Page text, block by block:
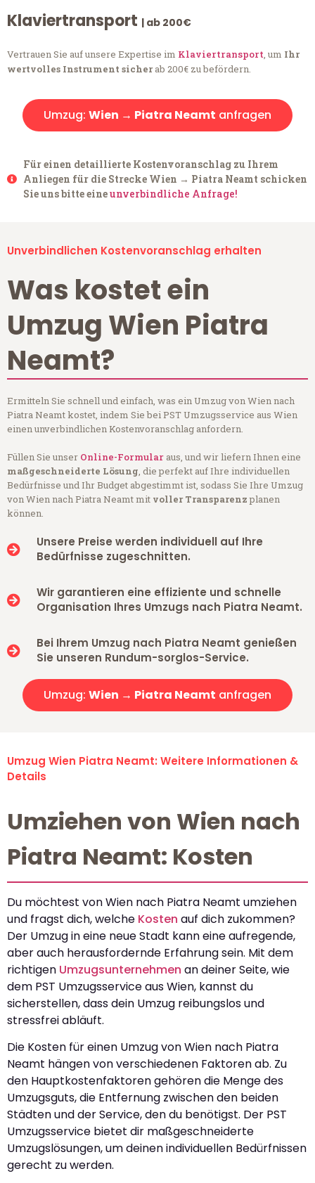
Klaviertransport | ab 200€
Vertrauen Sie auf unsere Expertise im Klaviertransport, um Ihr
wertvolles Instrument sicherab 200€ zu befördern.
Umzug: Wien → Piatra Neamt anfragen
Für einen detaillierte Kostenvoranschlag zu Ihrem
Anliegen für die Strecke Wien → Piatra Neamt schicken
Sie uns bitte eineunverbindliche Anfrage!
Unverbindlichen Kostenvoranschlag erhalten
Was kostet ein
Umzug Wien Piatra
Neamt?
Ermitteln Sie schnell und einfach, was ein Umzug von Wien nach
Piatra Neamt kostet, indem Sie bei PST Umzugsservice aus Wien
einen unverbindlichen Kostenvoranschlag anfordern.
Füllen Sie unser Online-Formular aus, und wir liefern Ihnen eine
maßgeschneiderte Lösung, die perfekt auf Ihre individuellen
Bedürfnisse und Ihr Budget abgestimmt ist, sodass Sie Ihre Umzug
von Wien nach Piatra Neamt mit voller Transparenzplanen
können.
Unsere Preise werden individuell auf Ihre
Bedürfnisse zugeschnitten.
Wir garantieren eine effiziente und schnelle
Organisation Ihres Umzugs nach Piatra Neamt.
Bei Ihrem Umzug nach Piatra Neamt genießen
Sie unseren Rundum-sorglos-Service.
Umzug: Wien → Piatra Neamt anfragen
Umzug Wien Piatra Neamt: Weitere Informationen &
Details
Umziehen von Wien nach
Piatra Neamt: Kosten
Du möchtest von Wien nach Piatra Neamt umziehen
und fragst dich, welche Kosten auf dich zukommen?
Der Umzug in eine neue Stadt kann eine aufregende,
aber auch herausfordernde Erfahrung sein. Mit dem
richtigen Umzugsunternehmen an deiner Seite, wie
dem PST Umzugsservice aus Wien, kannst du
sicherstellen, dass dein Umzug reibungslos und
stressfrei abläuft.
Die Kosten für einen Umzug von Wien nach Piatra
Neamt hängen von verschiedenen Faktoren ab. Zu
den Hauptkostenfaktoren gehören die Menge des
Umzugsguts, die Entfernung zwischen den beiden
Städten und der Service, den du benötigst. Der PST
Umzugsservice bietet dir maßgeschneiderte
Umzugslösungen, um deinen individuellen Bedürfnissen
gerecht zu werden.